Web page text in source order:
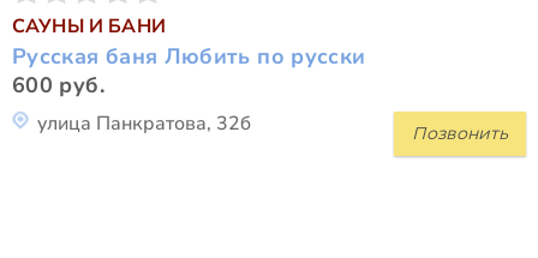
САУНЫ И БАНИ
Русская баня Любить по русски
600 руб.
Позвонить
улица Панкратова, 32б